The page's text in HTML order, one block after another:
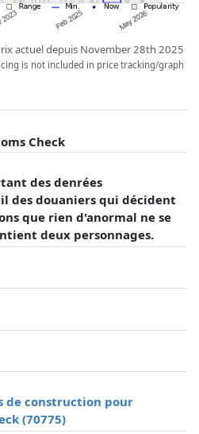
actuel depuis November 28th 2025
is not included in price tracking/graph
Check
des denrées
douaniers qui décident
que rien d'anormal ne se
deux personnages.
de construction pour
(70775)